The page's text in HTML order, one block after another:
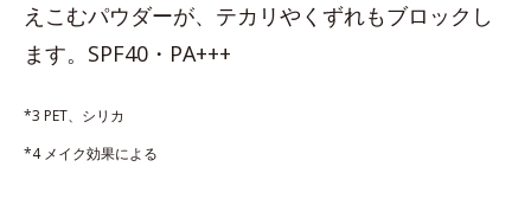
えこむパウダーが、テカリやくずれもブロックし
ます。SPF40・PA+++
*3 PET、シリカ
*4 メイク効果による